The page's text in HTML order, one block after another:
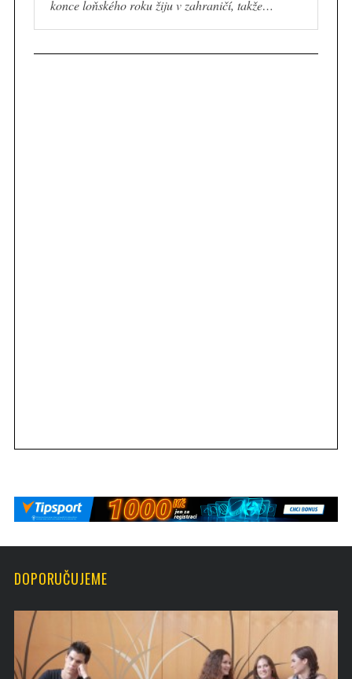
konce loňského roku žiju v zahraničí, takže…
DOPORUČUJEME